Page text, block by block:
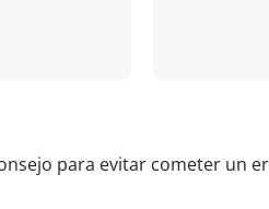
para evitar cometer un